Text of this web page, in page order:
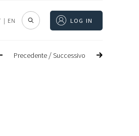
| EN LOG IN
Precedente /Successivo